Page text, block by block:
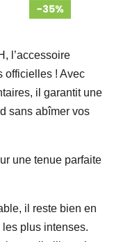
l’accessoire
officielles ! Avec
il garantit une
sans abîmer vos
une tenue parfaite
il reste bien en
plus intenses.